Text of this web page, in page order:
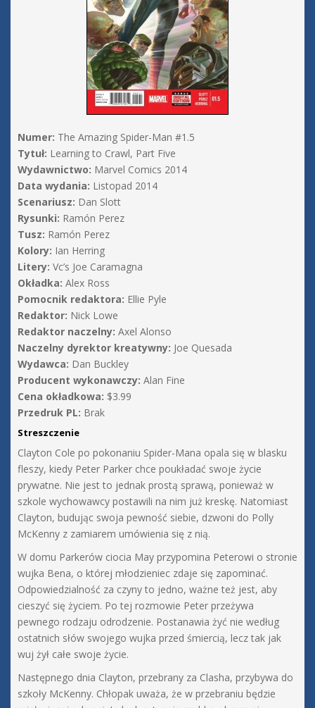
Numer: The Amazing Spider-Man #1.5
Tytuł: Learning to Crawl, Part Five
Wydawnictwo: Marvel Comics 2014
Data wydania: Listopad 2014
Scenariusz: Dan Slott
Rysunki: Ramón Perez
Tusz: Ramón Perez
Kolory: Ian Herring
Litery: Vc’s Joe Caramagna
Okładka: Alex Ross
Pomocnik redaktora: Ellie Pyle
Redaktor: Nick Lowe
Redaktor naczelny: Axel Alonso
Naczelny dyrektor kreatywny: Joe Quesada
Wydawca: Dan Buckley
Producent wykonawczy: Alan Fine
Cena okładkowa: $3.99
Przedruk PL: Brak
Streszczenie
Clayton Cole po pokonaniu Spider-Mana opala się w blasku
fleszy, kiedy Peter Parker chce poukładać swoje życie
prywatne. Nie jest to jednak prostą sprawą, ponieważ w
szkole wychowawcy postawili na nim już kreskę. Natomiast
Clayton, budując swoja pewność siebie, dzwoni do Polly
McKenny z zamiarem umówienia się z nią.
W domu Parkerów ciocia May przypomina Peterowi o stronie
wujka Bena, o której młodzieniec zdaje się zapominać.
Odpowiedzialność za czyny to jedno, ważne też jest, aby
cieszyć się życiem. Po tej rozmowie Peter przeżywa
pewnego rodzaju odrodzenie. Postanawia żyć nie według
ostatnich słów swojego wujka przed śmiercią, lecz tak jak
wuj żył całe swoje życie.
Następnego dnia Clayton, przebrany za Clasha, przybywa do
szkoły McKenny. Chłopak uważa, że w przebraniu będzie